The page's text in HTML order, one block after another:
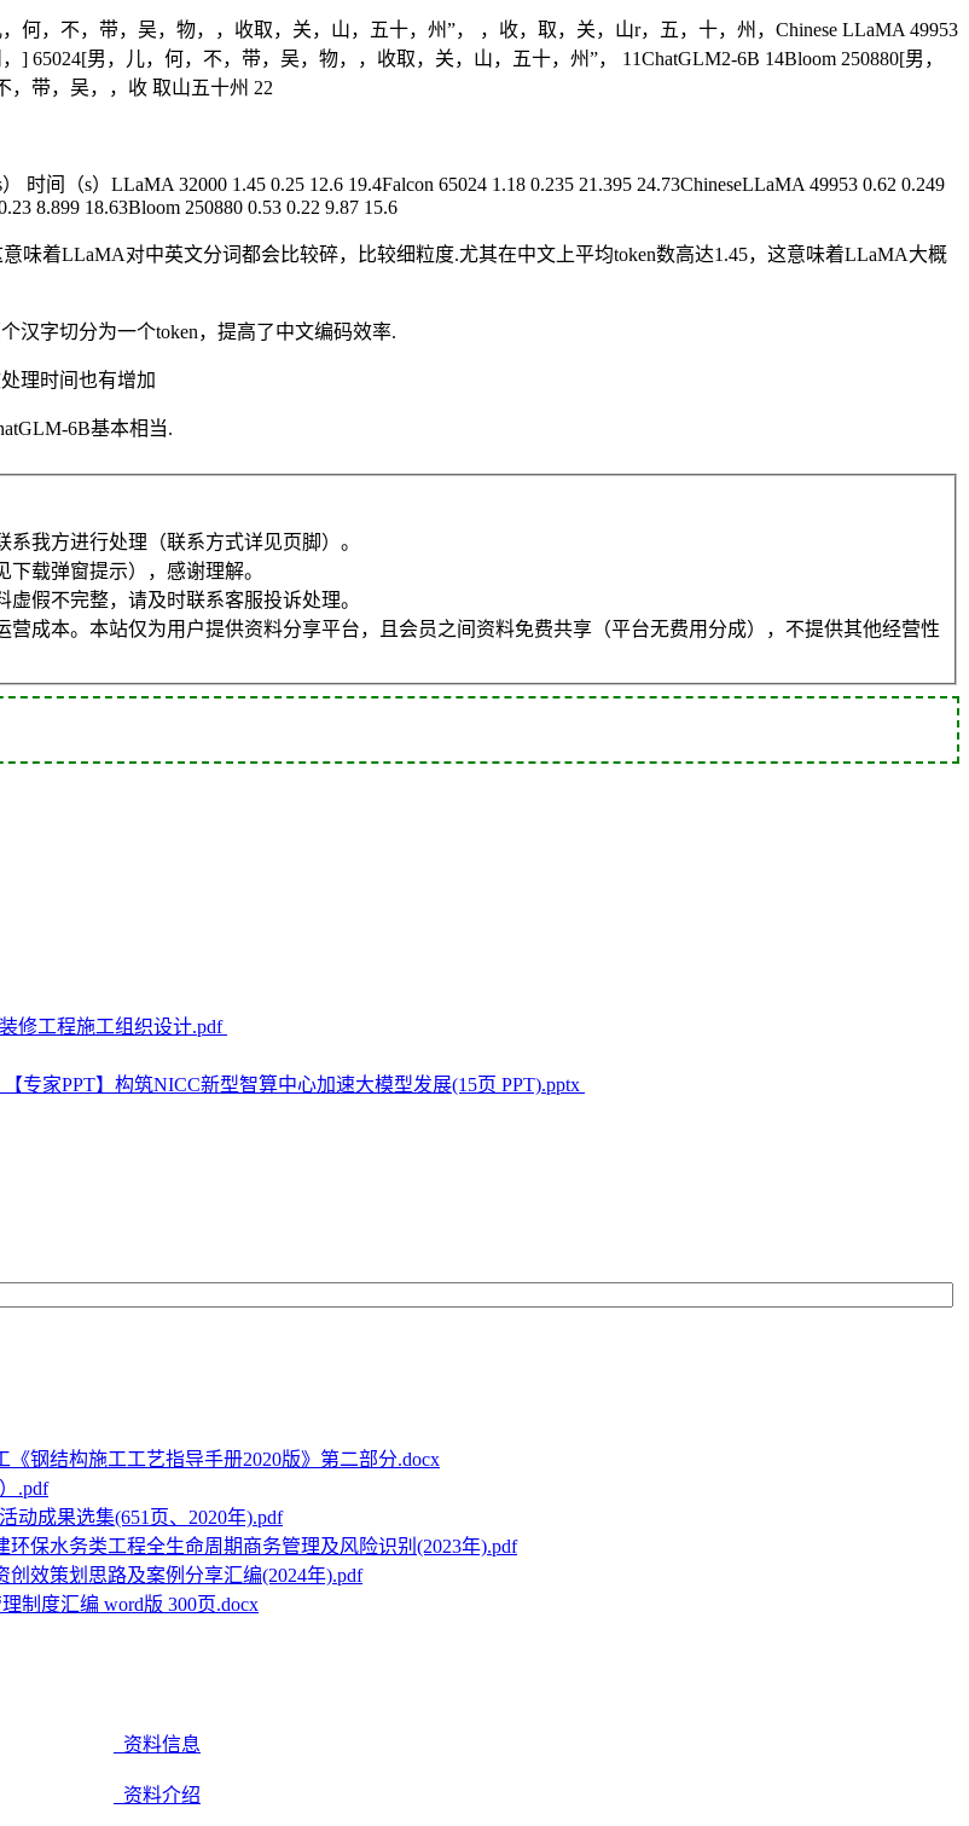
何，不，带，吴，物，，收取，关，山，五十，州”， ，收，取，关，山r，五，十，州，Chinese LLaMA 49953
65024[男，儿，何，不，带，吴，物，，收取，关，山，五十，州”， 11ChatGLM2-6B 14Bloom 250880[男，
，带，吴，，收 取山五十州 22
间（s）LLaMA 32000 1.45 0.25 12.6 19.4Falcon 65024 1.18 0.235 21.395 24.73ChineseLLaMA 49953 0.62 0.249
8.899 18.63Bloom 250880 0.53 0.22 9.87 15.6
味着LLaMA对中英文分词都会比较碎，比较细粒度.尤其在中文上平均token数高达1.45，这意味着LLaMA大概
汉字切分为一个token，提高了中文编码效率.
理时间也有增加
6B基本相当.
我方进行处理（联系方式详见页脚）。
载弹窗提示），感谢理解。
假不完整，请及时联系客服投诉处理。
成本。本站仅为用户提供资料分享平台，且会员之间资料免费共享（平台无费用分成），不提供其他经营性
修工程施工组织设计.pdf
【专家PPT】构筑NICC新型智算中心加速大模型发展(15页 PPT).pptx
《钢结构施工工艺指导手册2020版》第二部分.docx
.pdf
动成果选集(651页、2020年).pdf
环保水务类工程全生命周期商务管理及风险识别(2023年).pdf
创效策划思路及案例分享汇编(2024年).pdf
制度汇编 word版 300页.docx
资料信息
资料介绍